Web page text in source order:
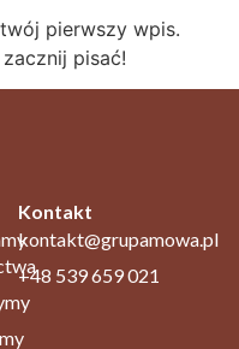
pierwszy wpis.
pisać!
Kontakt
kontakt@grupamowa.pl
+48 539 659 021